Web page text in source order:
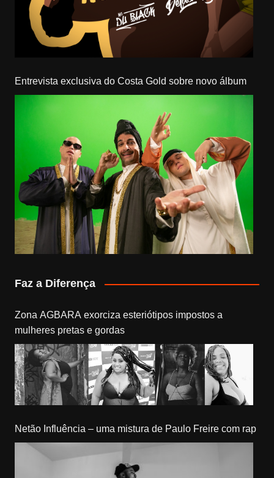
Entrevista exclusiva do Costa Gold sobre novo álbum
Faz a Diferença
Zona AGBARA exorciza esteriótipos impostos a
mulheres pretas e gordas
Netão Influência – uma mistura de Paulo Freire com rap